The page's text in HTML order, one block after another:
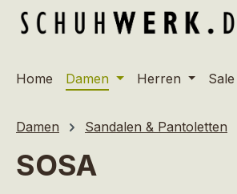
Hauptinhalt springen
Zur Suche springen
Zur Hauptnavigation springen
Home Damen Herren Sale
Damen Sandalen & Pantoletten
SOSA